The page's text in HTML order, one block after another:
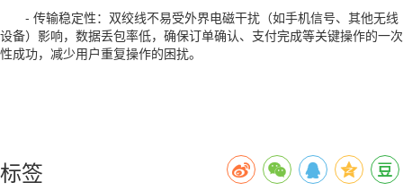
- 传输稳定性：双绞线不易受外界电磁干扰（如手机信号、其他无线
设备）影响，数据丢包率低，确保订单确认、支付完成等关键操作的一次
性成功，减少用户重复操作的困扰。
标签